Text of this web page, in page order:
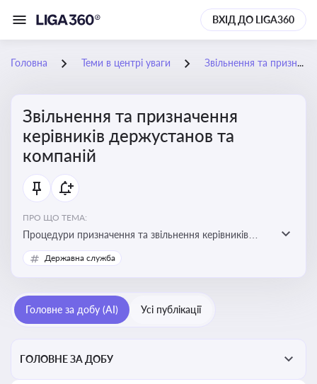
ВХІД ДО LIGA360
Головна Теми в центрі уваги Звільнення та призначення керівників держустанов та компаній
Звільнення та призначення
керівників держустанов та
компаній
ПРО ЩО ТЕМА:
Процедури призначення та звільнення керівників
установ та підприємств
Державна служба
Головне за добу (AI) Усі публікації
ГОЛОВНЕ ЗА ДОБУ